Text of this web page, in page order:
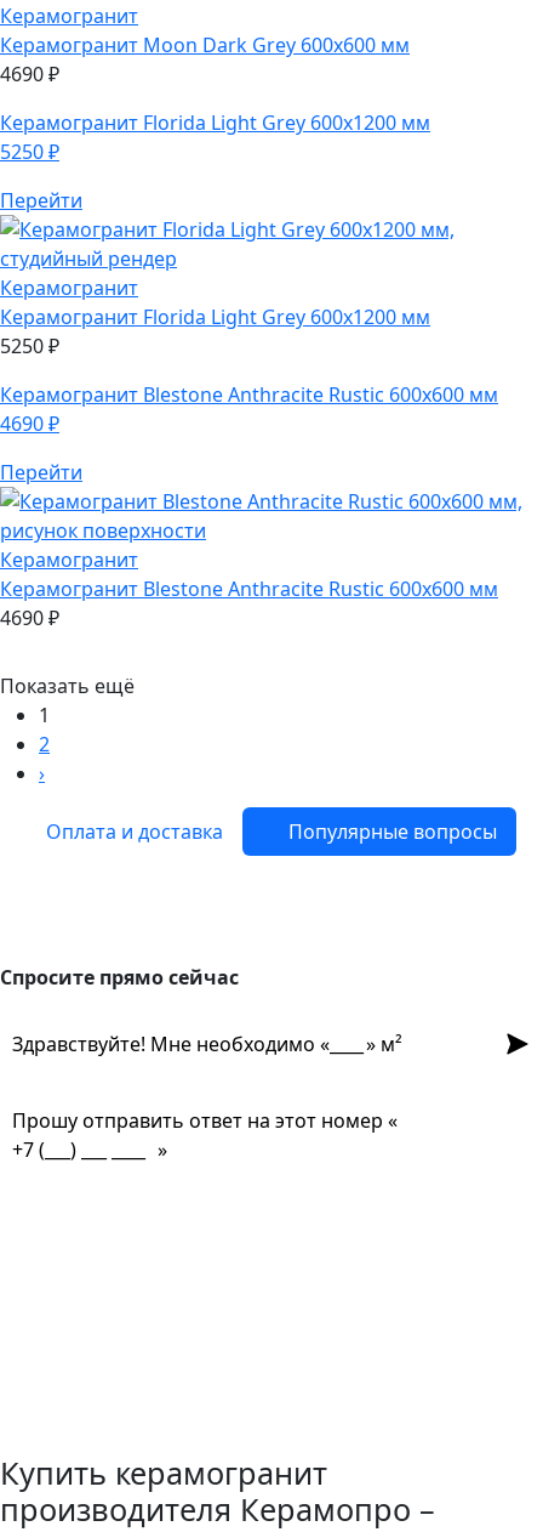
Керамогранит
Керамогранит Moon Dark Grey 600х600 мм
4690₽
Керамогранит Florida Light Grey 600х1200 мм
5250₽
Перейти
Керамогранит
Керамогранит Florida Light Grey 600х1200 мм
5250₽
Керамогранит Blestone Anthracite Rustic 600х600 мм
4690₽
Перейти
Керамогранит
Керамогранит Blestone Anthracite Rustic 600х600 мм
4690₽
Показать ещё
1
2
›
Оплата и доставка Популярные вопросы
Спросите прямо сейчас
Здравствуйте! Мне необходимо « » м²
Прошу отправить ответ на этот номер «
»
Купить керамогранит
производителя Керамопро –